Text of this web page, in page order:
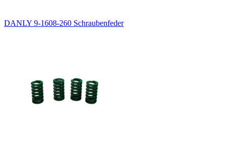
DANLY 9-1608-260 Schraubenfeder